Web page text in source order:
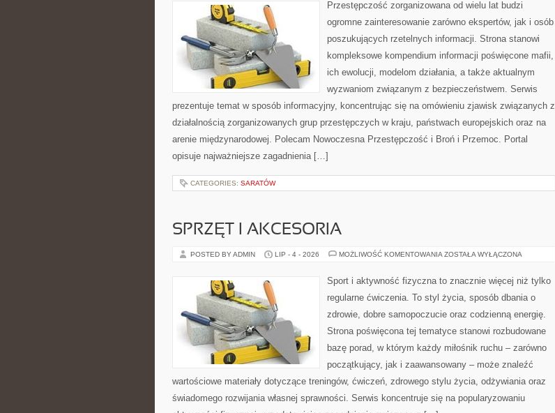
Przestępczość zorganizowana od wielu lat budzi
ogromne zainteresowanie zarówno ekspertów, jak i osób
poszukujących rzetelnych informacji. Strona stanowi
kompleksowe kompendium informacji poświęcone mafii,
ich ewolucji, modelom działania, a także aktualnym
wyzwaniom związanym z bezpieczeństwem. Serwis
prezentuje temat w sposób informacyjny, koncentrując się na omówieniu zjawisk związanych z
działalnością zorganizowanych grup przestępczych w kraju, państwach europejskich oraz na
arenie międzynarodowej. Polecam Nowoczesna Przestępczość i Broń i Przemoc. Portal
opisuje najważniejsze zagadnienia […]
CATEGORIES: SARATÓW
SPRZĘT I AKCESORIA
POSTED BY ADMIN LIP - 4 - 2026 MOŻLIWOŚĆ KOMENTOWANIA SPRZĘT
ZOSTAŁA WYŁĄCZONA
Sport i aktywność fizyczna to znacznie więcej niż tylko
regularne ćwiczenia. To styl życia, sposób dbania o
zdrowie, dobre samopoczucie oraz codzienną energię.
Strona poświęcona tej tematyce stanowi rozbudowane
bazę porad, w którym każdy miłośnik ruchu – zarówno
początkujący, jak i zaawansowany – może znaleźć
wartościowe materiały dotyczące treningów, ćwiczeń, zdrowego stylu życia, odżywiania oraz
świadomego rozwijania własnej sprawności. Serwis koncentruje się na popularyzowaniu